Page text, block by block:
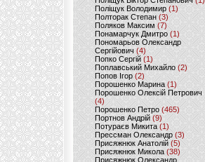
Поліщук Володимир (1)
Полторак Степан(3)
Поляков Максим (7)
Понамарчук Дмитро (1)
Пономарьов Олександр
Сергійович(4)
Попко Сергій (1)
Поплавський Михайло (2)
Попов Ігор(2)
Порошенко Марина (1)
Порошенко Олексій Петрович
(4)
Порошенко Петро (465)
Портнов Андрій (9)
Потураєв Микита(1)
Прессман Олександр(3)
Присяжнюк Анатолій (5)
Присяжнюк Микола (38)
Присяжнюк Олександр